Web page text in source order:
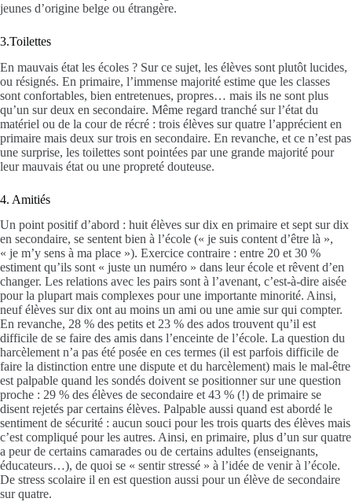
jeunes d’origine belge ou étrangère.
3.Toilettes
En mauvais état les écoles ? Sur ce sujet, les élèves sont plutôt lucides,
ou résignés. En primaire, l’immense majorité estime que les classes
sont confortables, bien entretenues, propres… mais ils ne sont plus
qu’un sur deux en secondaire. Même regard tranché sur l’état du
matériel ou de la cour de récré : trois élèves sur quatre l’apprécient en
primaire mais deux sur trois en secondaire. En revanche, et ce n’est pas
une surprise, les toilettes sont pointées par une grande majorité pour
leur mauvais état ou une propreté douteuse.
4. Amitiés
Un point positif d’abord : huit élèves sur dix en primaire et sept sur dix
en secondaire, se sentent bien à l’école (« je suis content d’être là »,
« je m’y sens à ma place »). Exercice contraire : entre 20 et 30 %
estiment qu’ils sont « juste un numéro » dans leur école et rêvent d’en
changer. Les relations avec les pairs sont à l’avenant, c’est-à-dire aisée
pour la plupart mais complexes pour une importante minorité. Ainsi,
neuf élèves sur dix ont au moins un ami ou une amie sur qui compter.
En revanche, 28 % des petits et 23 % des ados trouvent qu’il est
difficile de se faire des amis dans l’enceinte de l’école. La question du
harcèlement n’a pas été posée en ces termes (il est parfois difficile de
faire la distinction entre une dispute et du harcèlement) mais le mal-être
est palpable quand les sondés doivent se positionner sur une question
proche : 29 % des élèves de secondaire et 43 % (!) de primaire se
disent rejetés par certains élèves. Palpable aussi quand est abordé le
sentiment de sécurité : aucun souci pour les trois quarts des élèves mais
c’est compliqué pour les autres. Ainsi, en primaire, plus d’un sur quatre
a peur de certains camarades ou de certains adultes (enseignants,
éducateurs…), de quoi se « sentir stressé » à l’idée de venir à l’école.
De stress scolaire il en est question aussi pour un élève de secondaire
sur quatre.